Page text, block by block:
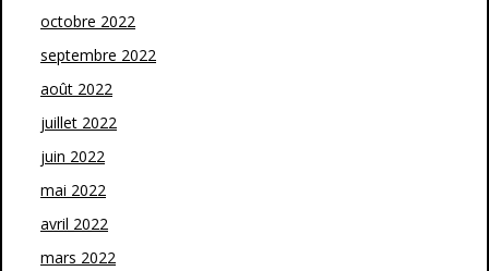
octobre 2022
septembre 2022
août 2022
juillet 2022
juin 2022
mai 2022
avril 2022
mars 2022